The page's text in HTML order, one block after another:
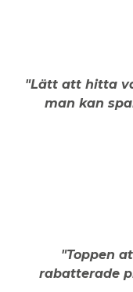
"Lätt att hitta
man kan
"Toppen
rabatterade